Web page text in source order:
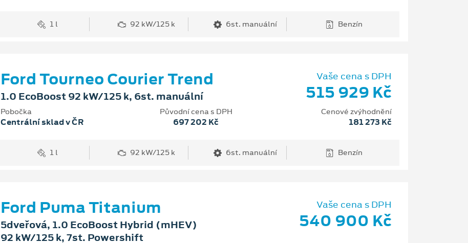
1 l 92 kW/125 k 6st. manuální Benzín
Ford Tourneo Courier Trend
1.0 EcoBoost 92 kW/125 k, 6st. manuální
Vaše cena s DPH
515 929 Kč
Pobočka
Centrální sklad v ČR
Původní cena s DPH
697 202 Kč
Cenové zvýhodnění
181 273 Kč
1 l 92 kW/125 k 6st. manuální Benzín
Ford Puma Titanium
5dveřová, 1.0 EcoBoost Hybrid (mHEV)
92 kW/125 k, 7st. Powershift
Vaše cena s DPH
540 900 Kč